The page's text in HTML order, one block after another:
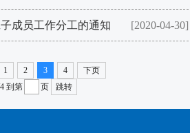
[2020-04-30]
成员工作分工的通知
1 2 3 4
下页
到第 页 跳转